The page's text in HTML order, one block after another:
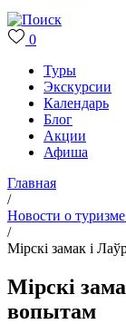
0
Туры
Экскурсии
Календарь
Блог
Акции
Афиша
Главная
/
Новости о
/
Мірскі замак і
Мірскі
вопытам